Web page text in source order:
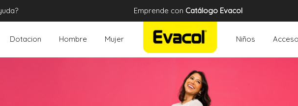
Emprende con Catálogo Evacol
Dotacion Hombre Mujer Niños